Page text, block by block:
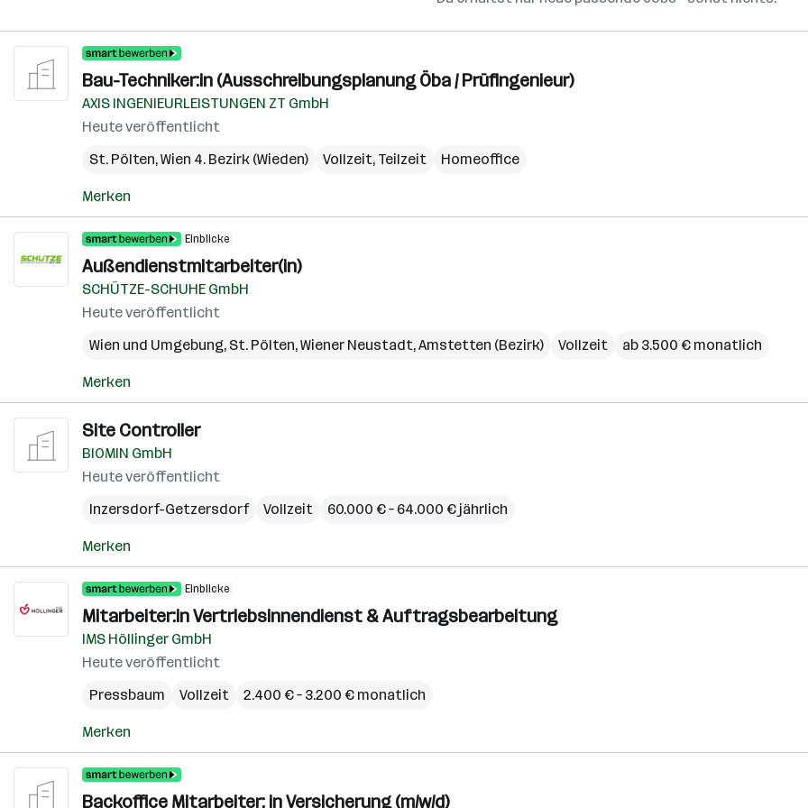
Bau-Techniker:in (Ausschreibungsplanung Öba / Prüfingenieur)
AXIS INGENIEURLEISTUNGEN ZT GmbH
Heute veröffentlicht
St. Pölten,Wien 4. Bezirk (Wieden) Vollzeit, Teilzeit Homeoffice
Merken
Einblicke
Außendienstmitarbeiter(in)
SCHÜTZE-SCHUHE GmbH
Heute veröffentlicht
Wien und Umgebung, St. Pölten,Wiener Neustadt,Amstetten (Bezirk) Vollzeit ab 3.500 € monatlich
Merken
Site Controller
BIOMIN GmbH
Heute veröffentlicht
Inzersdorf-Getzersdorf
Vollzeit 60.000 € – 64.000 € jährlich
Merken
Einblicke
Mitarbeiter:in Vertriebsinnendienst & Auftragsbearbeitung
IMS Höllinger GmbH
Heute veröffentlicht
Pressbaum
Vollzeit 2.400 € – 3.200 € monatlich
Merken
Backoffice Mitarbeiter: in Versicherung (m/w/d)